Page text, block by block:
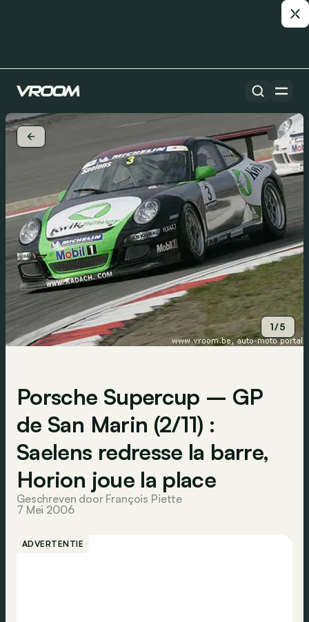
1/5
Porsche Supercup – GP
de San Marin (2/11) :
Saelens redresse la barre,
Horion joue la place
Geschreven door François Piette
7 Mei 2006
ADVERTENTIE